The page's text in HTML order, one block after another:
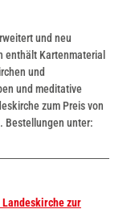
und neu
enthält Kartenmaterial
und
und meditative
zum Preis von
Bestellungen unter:
zur